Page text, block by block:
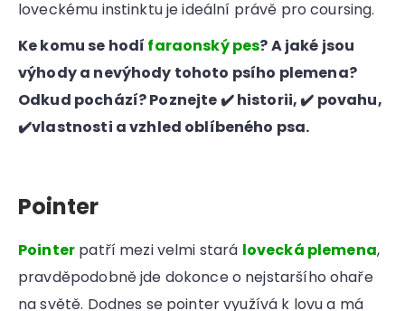
loveckému instinktu je ideální právě pro coursing.
Ke komu se hodí faraonský pes? A jaké jsou
výhody a nevýhody tohoto psího plemena?
Odkud pochází? Poznejte ✔️ historii, ✔️ povahu,
✔️vlastnosti a vzhled oblíbeného psa.
Pointer
Pointer patří mezi velmi stará lovecká plemena,
pravděpodobně jde dokonce o nejstaršího ohaře
na světě. Dodnes se pointer využívá k lovu a má